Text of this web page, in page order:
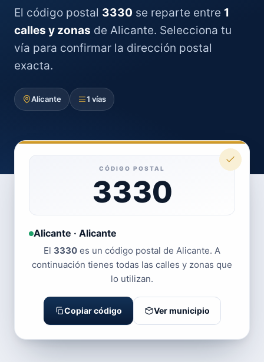
El código postal 3330 se reparte entre 1
calles y zonas de Alicante. Selecciona tu
vía para confirmar la dirección postal
exacta.
Alicante 1 vías
CÓDIGO POSTAL
3330
Alicante · Alicante
El 3330 es un código postal de Alicante. A
continuación tienes todas las calles y zonas que
lo utilizan.
Copiar código Ver municipio